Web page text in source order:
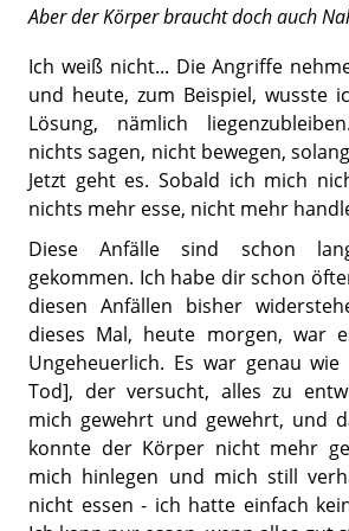
Aber der Körper braucht doch auch
Ich weiß nicht... Die Angriffe
und heute, zum Beispiel, wusste
Lösung, nämlich
nichts sagen, nicht bewegen,
Jetzt geht es. Sobald ich mich
nichts mehr esse, nicht mehr
Diese Anfälle sind schon
gekommen. Ich habe dir schon
diesen Anfällen bisher
dieses Mal, heute morgen, war
Ungeheuerlich. Es war genau
Tod], der versucht, alles zu
mich gewehrt und gewehrt, und
konnte der Körper nicht mehr
mich hinlegen und mich still
nicht essen - ich hatte einfach